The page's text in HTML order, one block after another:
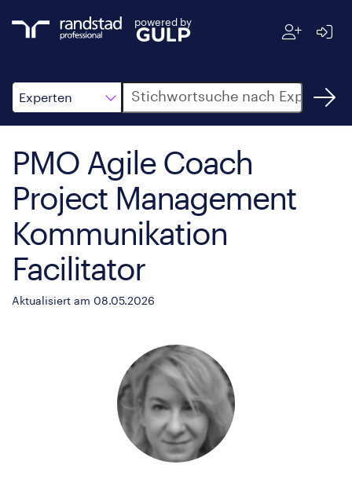
powered by
Experten
Suche
PMO Agile Coach
Project Management
Kommunikation
Facilitator
Aktualisiert am 08.05.2026